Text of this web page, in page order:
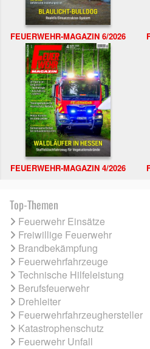
FEUERWEHR-MAGAZIN 6/2026
FEUERWEHR-MAGAZIN 4/2026
Top-Themen
Feuerwehr Einsätze
Freiwillige Feuerwehr
Brandbekämpfung
Feuerwehrfahrzeuge
Technische Hilfeleistung
Berufsfeuerwehr
Drehleiter
Feuerwehrfahrzeughersteller
Katastrophenschutz
Feuerwehr Unfall